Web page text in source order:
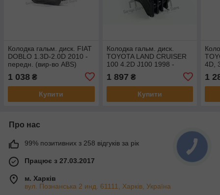
Колодка гальм. диск. FIAT
DOBLO 1.3D-2.0D 2010 -
передн. (вир-во ABS)
1 038 ₴
Купити
Колодка гальм. диск.
TOYOTA LAND CRUISER
100 4.2D J100 1998 -
передн. (вир-во Bosch) 0
986 494 449
1 897 ₴
Купити
4D,
1
Про нас
99% позитивних з 258 відгуків за рік
Працює з 27.03.2017
м. Харків
вул. Познанська 2 инд. 61111, Харків, Україна